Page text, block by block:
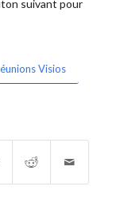
suivant pour
Visios